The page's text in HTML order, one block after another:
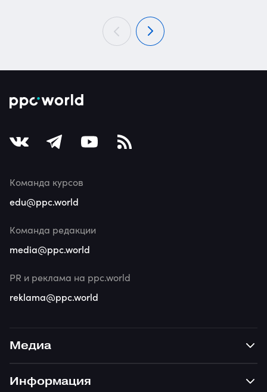
Медиа
Информация
Команда курсов
edu@ppc.world
Команда редакции
media@ppc.world
PR и реклама на ppc.world
reklama@ppc.world